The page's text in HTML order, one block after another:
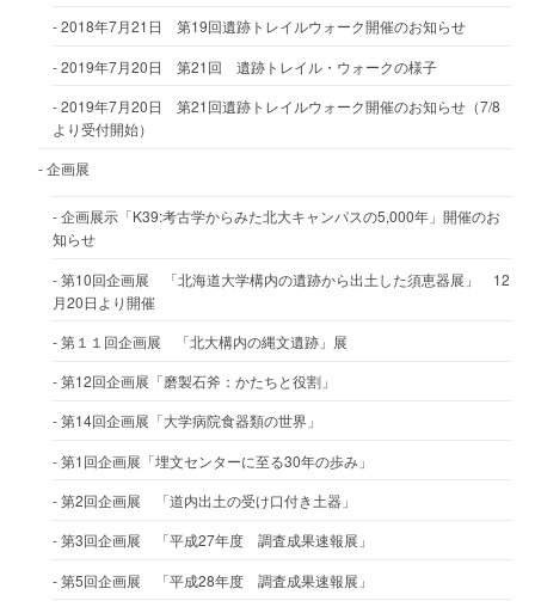
2018年7月21日 第19回遺跡トレイルウォーク開催のお知らせ
2019年7月20日 第21回 遺跡トレイル・ウォークの様子
2019年7月20日 第21回遺跡トレイルウォーク開催のお知らせ（7/8
より受付開始）
企画展
企画展示「K39:考古学からみた北大キャンパスの5,000年」開催のお
知らせ
第10回企画展 「北海道大学構内の遺跡から出土した須恵器展」 12
月20日より開催
第１１回企画展 「北大構内の縄文遺跡」展
第12回企画展「磨製石斧：かたちと役割」
第14回企画展「大学病院食器類の世界」
第1回企画展「埋文センターに至る30年の歩み」
第2回企画展 「道内出土の受け口付き土器」
第3回企画展 「平成27年度 調査成果速報展」
第5回企画展 「平成28年度 調査成果速報展」